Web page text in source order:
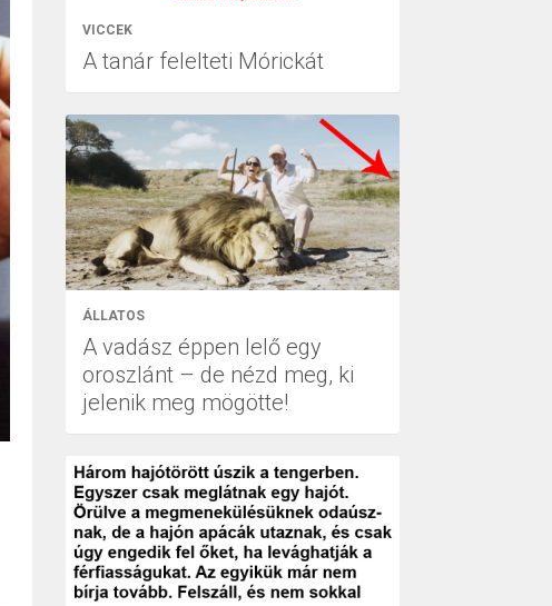
VICCEK
A tanár felelteti Mórickát
ÁLLATOS
A vadász éppen lelő egy
oroszlánt – de nézd meg, ki
jelenik meg mögötte!